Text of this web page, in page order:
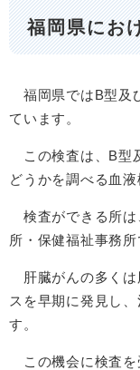
福岡県にお
福岡県ではB型及
ています。
この検査は、B型
どうかを調べる血液
検査ができる所は
所・保健福祉事務所
肝臓がんの多くは
スを早期に発見し
す。
この機会に検査を